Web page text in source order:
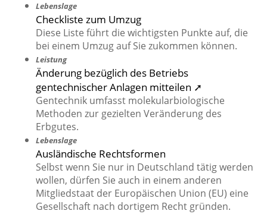
Lebenslage
Checkliste zum Umzug
Diese Liste führt die wichtigsten Punkte auf, die
bei einem Umzug auf Sie zukommen können.
Leistung
Änderung bezüglich des Betriebs
gentechnischer Anlagen mitteilen ➚
Gentechnik umfasst molekularbiologische
Methoden zur gezielten Veränderung des
Erbgutes.
Lebenslage
Ausländische Rechtsformen
Selbst wenn Sie nur in Deutschland tätig werden
wollen, dürfen Sie auch in einem anderen
Mitgliedstaat der Europäischen Union (EU) eine
Gesellschaft nach dortigem Recht gründen.